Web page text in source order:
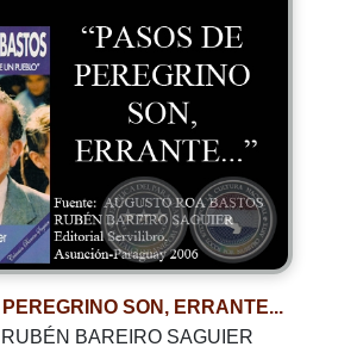
SON, ERRANTE...
BAREIRO SAGUIER